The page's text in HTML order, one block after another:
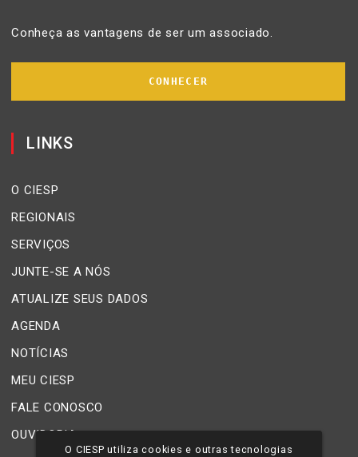
Conheça as vantagens de ser um associado.
CONHECER
LINKS
O CIESP
REGIONAIS
SERVIÇOS
JUNTE-SE A NÓS
ATUALIZE SEUS DADOS
AGENDA
NOTÍCIAS
MEU CIESP
FALE CONOSCO
OUVIDORIA
O CIESP utiliza cookies e outras tecnologias